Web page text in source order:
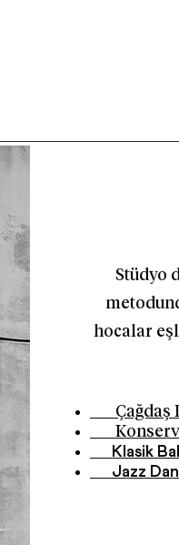
Stüdyo
hocalar
Çağdaş
Klasik
Jazz